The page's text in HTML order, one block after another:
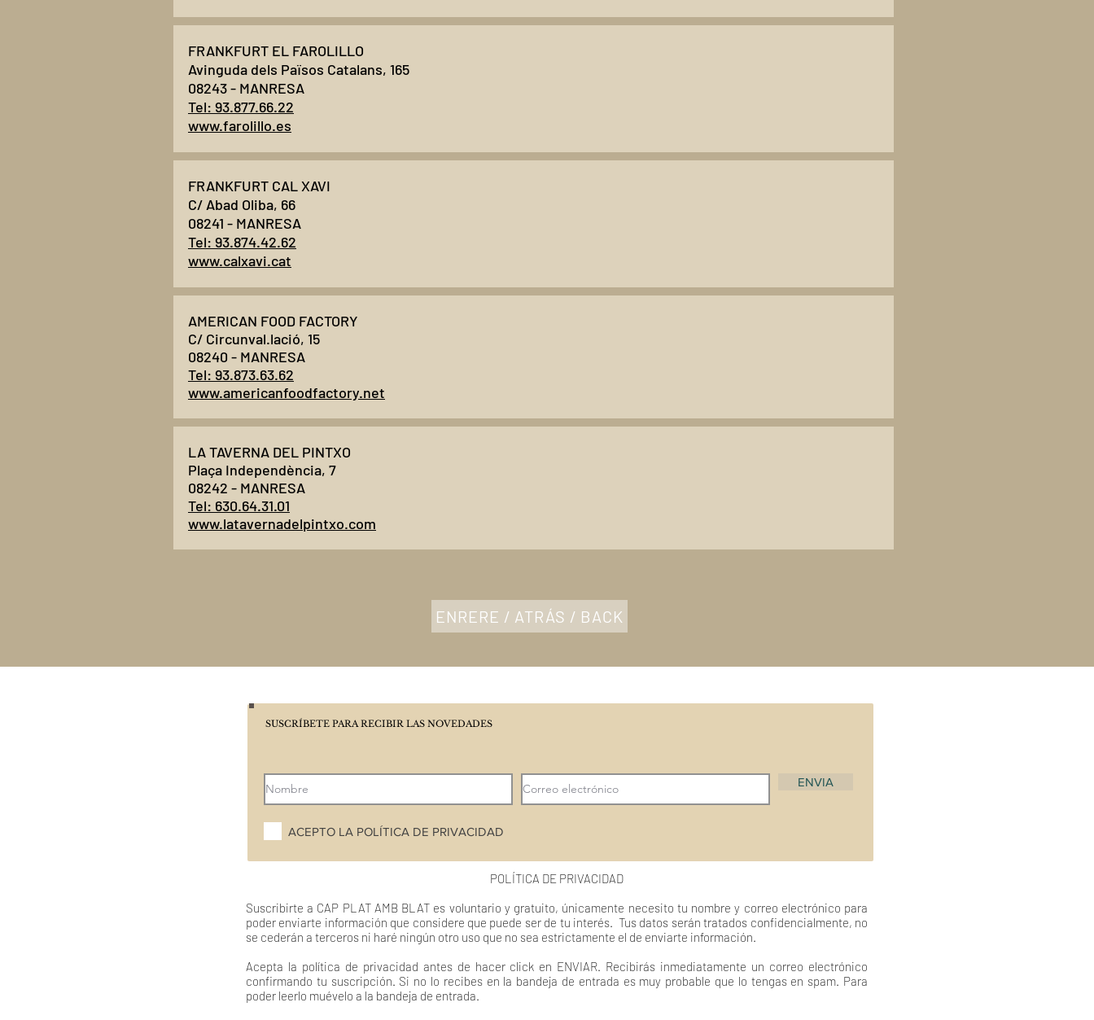
​FRANKFURT EL FAROLILLO
Avinguda dels Països Catalans, 165
08243 - MANRESA
Tel: 93.877.66.22
www.farolillo.es
FRANKFURT CAL XAVI
C/ Abad Oliba, 66
08241 - MANRESA
Tel: 93.874.42.62
www.calxavi.cat
AMERICAN FOOD FACTORY
C/ Circunval.lació, 15
08240 - MANRESA
Tel: 93.873.63.62
www.americanfoodfactory.net
LA TAVERNA DEL PINTXO
Plaça Independència, 7
08242 - MANRESA
Tel: 630.64.31.01
www.latavernadelpintxo.com
ENRERE / ATRÁS / BACK
SUSCRÍBETE PARA RECIBIR LAS NOVEDADES
ENVIA
ACEPTO LA POLÍTICA DE PRIVACIDAD
POLÍTICA DE PRIVACIDAD
Suscribirte a CAP PLAT AMB BLAT es voluntario y gratuito, únicamente necesito tu nombre y correo electrónico para
poder enviarte información que considere que puede ser de tu interés. Tus datos serán tratados confidencialmente, no
se cederán a terceros ni haré ningún otro uso que no sea estrictamente el de enviarte información.
Acepta la política de privacidad antes de hacer click en ENVIAR. Recibirás inmediatamente un correo electrónico
confirmando tu suscripción. Si no lo recibes en la bandeja de entrada es muy probable que lo tengas en spam. Para
poder leerlo muévelo a la bandeja de entrada.